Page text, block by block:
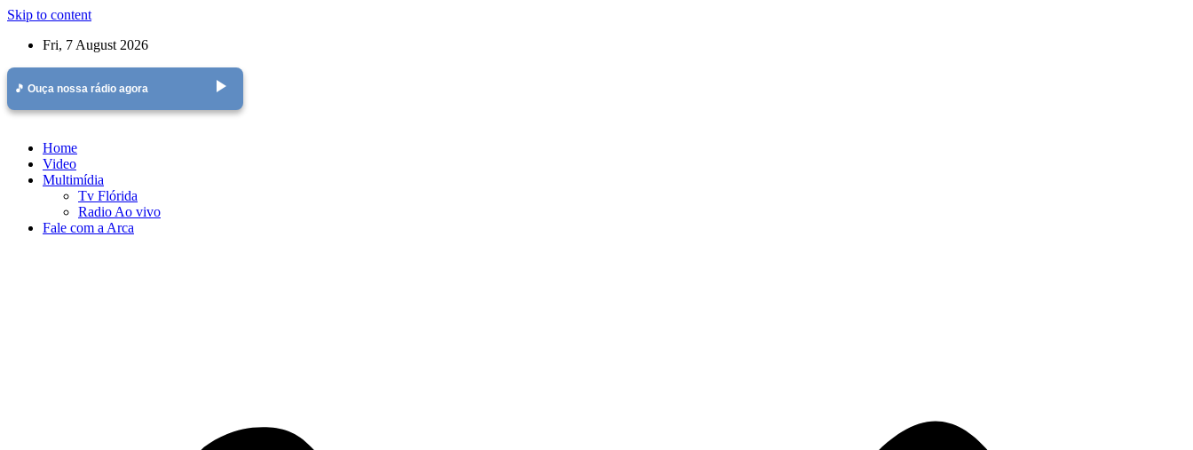
Skip to content
Fri, 7 August 2026
🎵 Ouça nossa rádio agora play_arrow
Home
Video
Multimídia
Tv Flórida
Radio Ao vivo
Fale com a Arca